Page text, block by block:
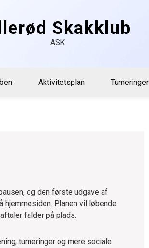
Skakklub
ASK
Aktivitetsplan Turneringer
og den første udgave af
Planen vil løbende
falder på plads.
turneringer og mere sociale